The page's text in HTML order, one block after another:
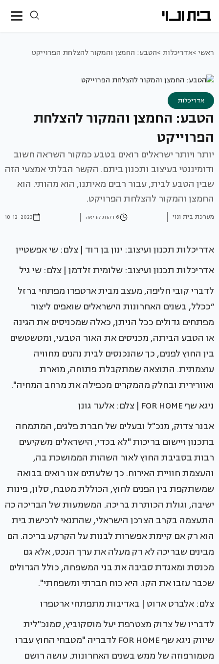
ראשי >אדריכלות >הטבע: החמצן והמקור להצלחת הפרוייקט
אדריכלות
הטבע: החמצן והמקור להצלחת
הפרוייקט
יותר ויותר ישראלים רואים בטבע כמקור השראה חשוב
ודומיננטי בעיצוב ותכנון ביתם. הקשר הבלתי אמצעי הזה
שבין הטבע לבית, עבור רבים מאיתנו, הוא מהותי. הוא
החמצן והמקור להצלחת הפרויקט.
מערכת בית ונוי 6 דקות קריאה 18-12-2023
אדריכלות תכנון ועיצוב: ינון בן דוד | צלם: שי אפשטיין
אדריכלות תכנון ועיצוב: שלומית זלדמן | צלם: שי גיל
לדברי קובי חליפה, מעצב מבית ארטפרו מפתחי ברזל
״ככלל, בשנים האחרונות הישראלים שואפים ליצור
מפתחים גדולים ככל הניתן, כאלה שמכניסים את הגינה
או הטבע הביתה, מכניסים את האור הטבעי, ומטשטשים
בין החוץ לפנים, כך שהנכנסים לבית נהנים מחוויה
עוצמתית. התוצאה שמתקבלת פתוחה, מוארת
ואוורירית ובחלק מהמקרים מכפילה את מרחב המחיה".
ניגא שף FOR HOME | צלם: אלעד גונן
אבנר צדוק, מנכ"ל ובעלים של חברת פלגים, המתמחה
בתכנון ויישום בריכות "לא בכדי, הישראלים משקיעים
רבות בסביבת החוץ לאור השהות הממושכת בה,
והעצמת חוויית האירוח. כך שלעתים אנו רואים בבואה
שמשתקפת בין הפנים לחוץ, הכוללת מטבח, סלון, פינות
ישיבה, וגולת הכותרת בריכה. המשמעות של הבריכה כה
התעצמה בקרב הצרכן הישראלי, שהתנאי לרכישת בית
הוא רק אם קיימת אפשרות לבנות על הקרקע בריכה. הם
מבינים שבריכה לא רק מעלה את ערך הנכס, אלא גם
מכנסת ומאגדת סביבה את בני המשפחה, כולל הגדולים
שכבר עזבו את הקו. היא כוח חברתי ומשפחתי".
צלם: אלברט אדוט | באדיבות מתפתחי ארטפרו
לדבריו של צדוק מצטרפת יעל מוסקוביץ, סמנכ"לית
שיווק ניגא שף FOR HOME לדבריה "מטבחי החוץ עברו
מטמורפוזה של ממש בשנים האחרונות. עושה רושם